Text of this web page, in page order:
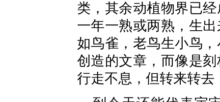
类，其余动植物界已
一年一熟或两熟，生
如鸟雀，老鸟生小鸟
创造的文章，而像是
行走不息，但转来转